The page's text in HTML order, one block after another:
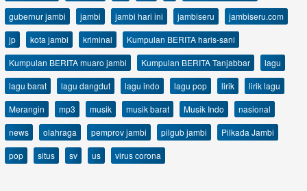
gubernur jambi
jambi jambi hari ini jambiseru
jambiseru.com
jp
kota jambi kriminal
Kumpulan BERITA haris-sani
Kumpulan BERITA muaro jambi
Kumpulan BERITA Tanjabbar
lagu
lagu barat
lagu dangdut lagu indo lagu pop lirik
lirik lagu
Merangin
mp3 musik musik barat Musik Indo
nasional
news
olahraga pemprov jambi pilgub jambi
Pilkada Jambi
pop
situs sv us virus corona